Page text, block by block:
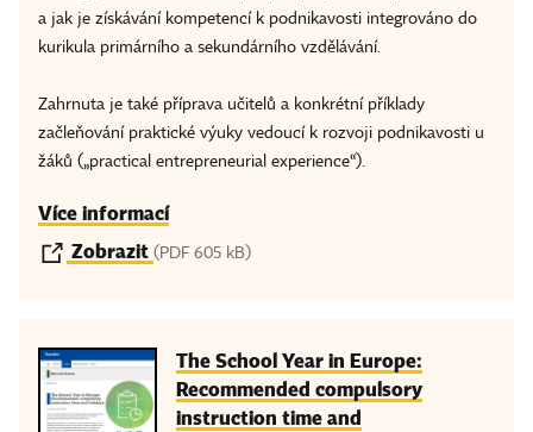
a jak je získávání kompetencí k podnikavosti integrováno do
kurikula primárního a sekundárního vzdělávání.
Zahrnuta je také příprava učitelů a konkrétní příklady
začleňování praktické výuky vedoucí k rozvoji podnikavosti u
žáků („practical entrepreneurial experience“).
Více informací
Zobrazit (PDF 605 kB)
The School Year in Europe:
Recommended compulsory
instruction time and